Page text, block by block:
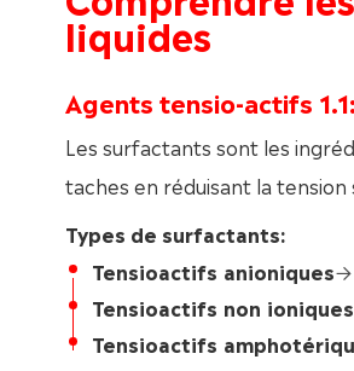
liquides
Agents tensio-actifs
Les surfactants sont les
taches en réduisant la
Types de surfactants:
Tensioactifs anioniques→
Tensioactifs non ioniques
Tensioactifs